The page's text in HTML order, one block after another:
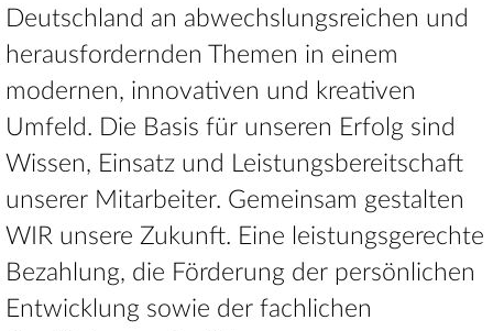
Deutschland an abwechslungsreichen und
herausfordernden Themen in einem
modernen, innovativen und kreativen
Umfeld. Die Basis für unseren Erfolg sind
Wissen, Einsatz und Leistungsbereitschaft
unserer Mitarbeiter. Gemeinsam gestalten
WIR unsere Zukunft. Eine leistungsgerechte
Bezahlung, die Förderung der persönlichen
Entwicklung sowie der fachlichen